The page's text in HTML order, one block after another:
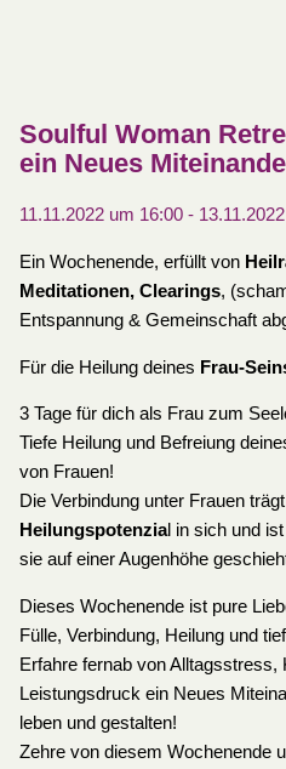
Soulful Woman
ein Neues
11.11.2022 um 16:00-
Ein Wochenende, erfüllt von
Meditationen, Clearings,
Entspannung & Gemeinschaft
Für die Heilung deines Frau-
3 Tage für dich als Frau zum
Tiefe Heilung und Befreiung
von Frauen!
Die Verbindung unter Frauen
Heilungspotenzial in sich und
sie auf einer Augenhöhe
Dieses Wochenende ist pure
Fülle, Verbindung, Heilung und
Erfahre fernab von Alltagsstress,
Leistungsdruck ein Neues
leben und gestalten!
Zehre von diesem Wochenende